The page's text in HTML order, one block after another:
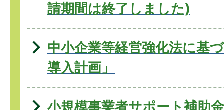
請期間は終了しました)
中小企業等経営強化法に基
導入計画」
小規模事業者サポート補助